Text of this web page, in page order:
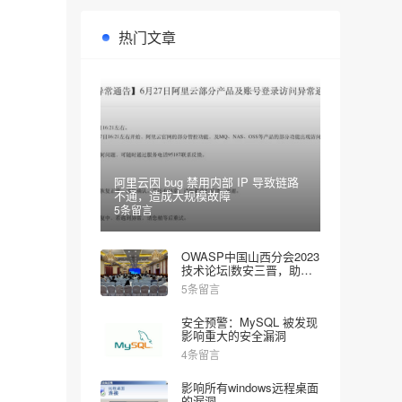
热门文章
阿里云因 bug 禁用内部 IP 导致链路
不通，造成大规模故障
5条留言
OWASP中国山西分会2023
技术论坛|数安三晋，助力
网安
5条留言
安全预警：MySQL 被发现
影响重大的安全漏洞
4条留言
影响所有windows远程桌面